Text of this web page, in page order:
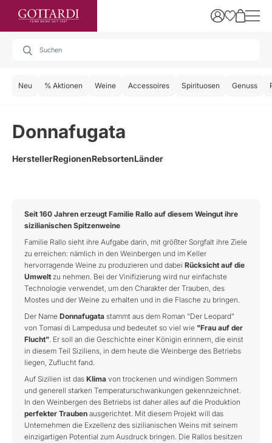
Neu % Aktionen Weine Accessoires Spirituosen Genuss
Donnafugata
HerstellerRegionenRebsortenLänder
Seit 160 Jahren erzeugt Familie Rallo auf diesem Weingut ihre
sizilianischen Spitzenweine
Familie Rallo sieht ihre Aufgabe darin, mit größter Sorgfalt ihre Ziele
zu erreichen: nämlich in den Weinbergen und im Keller
hervorragende Weine zu produzieren und dabei Rücksicht auf die
Umwelt zu nehmen. Bei der Vinifizierung wird nur einfachste
Technologie verwendet, um den Charakter der Trauben, des
Mostes und der Weine zu erhalten und in die Flasche zu bringen.
Der Name Donnafugata stammt aus dem Roman "Der Leopard"
von Tomasi di Lampedusa und bedeutet so viel wie "Frau auf der
Flucht". Er soll an die Geschichte einer Königin erinnern, die einst
in diesem Teil Siziliens, in dem heute die Weinberge des Betriebs
liegen, Zuflucht fand.
Auf Sizilien ist das Klima von trockenen und windigen Sommern
und generell starken Temperaturschwankungen gekennzeichnet.
In den Weinbergen des Betriebs ist daher alles auf die Produktion
perfekter Trauben ausgerichtet. Mit diesem Projekt will das
Unternehmen die Exzellenz des sizilianischen Weins mit seinem
einzigartigen Potential zum Ausdruck bringen. Die Rallos besitzen